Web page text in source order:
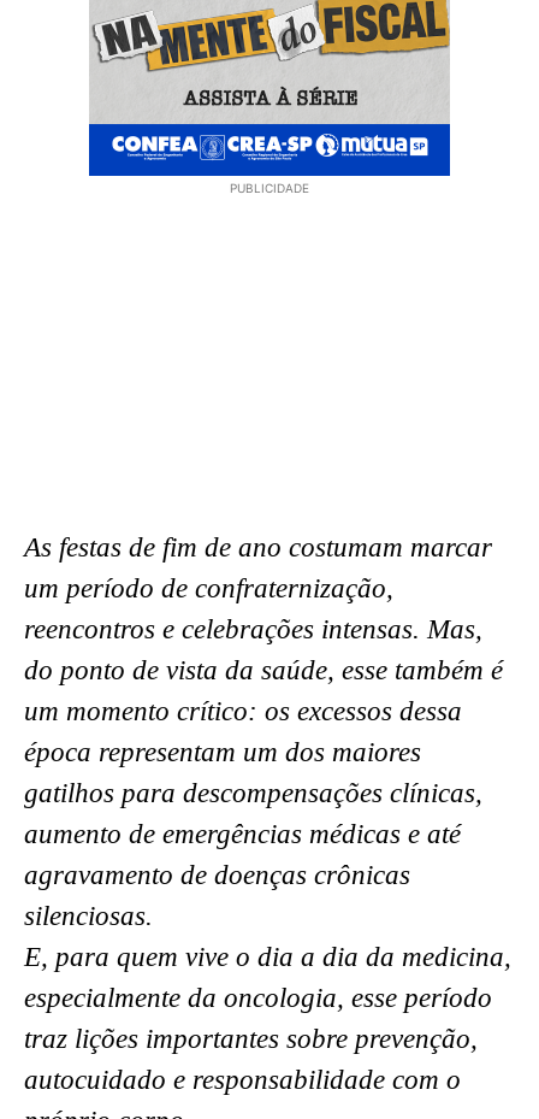
PUBLICIDADE
As festas de fim de ano costumam marcar
um período de confraternização,
reencontros e celebrações intensas. Mas,
do ponto de vista da saúde, esse também é
um momento crítico: os excessos dessa
época representam um dos maiores
gatilhos para descompensações clínicas,
aumento de emergências médicas e até
agravamento de doenças crônicas
silenciosas.
E, para quem vive o dia a dia da medicina,
especialmente da oncologia, esse período
traz lições importantes sobre prevenção,
autocuidado e responsabilidade com o